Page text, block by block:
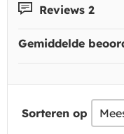
Reviews 2
Gemiddelde
Sorteren op